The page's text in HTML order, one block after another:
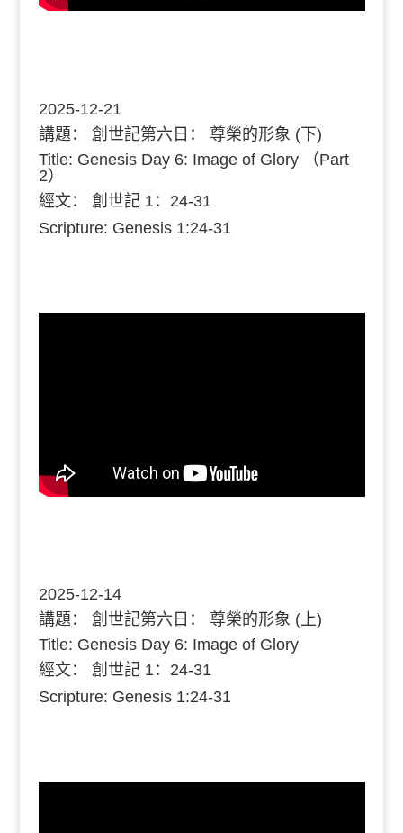
2025-12-21
講題： 創世記第六日： 尊榮的形象 (下)
Title: Genesis Day 6: Image of Glory （Part
2）
經文： 創世記 1：24-31
Scripture: Genesis 1:24-31
2025-12-14
講題： 創世記第六日： 尊榮的形象 (上)
Title: Genesis Day 6: Image of Glory
經文： 創世記 1：24-31
Scripture: Genesis 1:24-31